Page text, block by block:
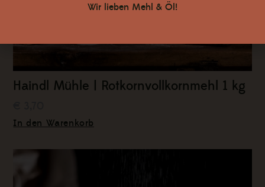
Haindl Mühle | Rotkornvollkornmehl 1 kg
In den Warenkorb
Wir lieben Mehl & Öl!